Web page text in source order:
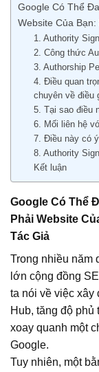
Google Có Thể
Website Của
1. Authority
2. Công thức
3. Authorship
4. Điều quan
chuyên về điều
5. Tại sao điều
6. Mối liên hệ
7. Điều này có
8. Authority
Kết luận
Google Có Thể
Phải Website
Tác Giả
Trong nhiều năm
lớn cộng đồng
ta nói về việc xây
Hub, tăng độ phủ
xoay quanh một
Google.
Tuy nhiên, một